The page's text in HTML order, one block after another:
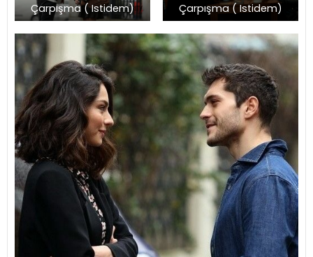
Çarpışma ( Istidem) Çarpışma ( Istidem)